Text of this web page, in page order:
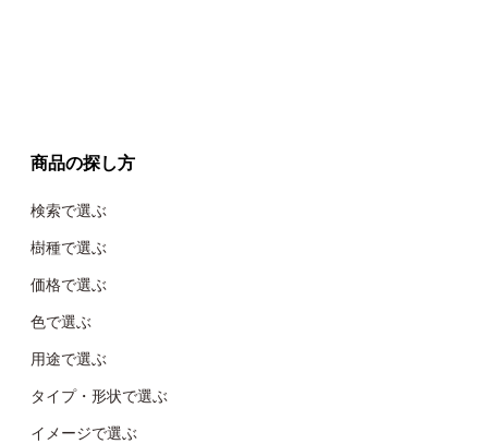
商品の探し方
検索で選ぶ
樹種で選ぶ
価格で選ぶ
色で選ぶ
用途で選ぶ
タイプ・形状で選ぶ
イメージで選ぶ